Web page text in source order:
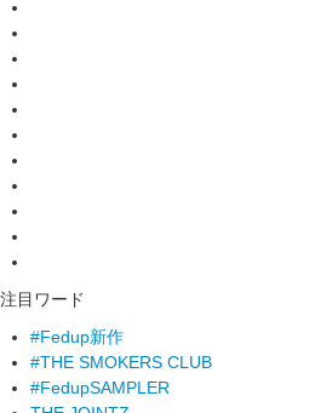
注目ワード
#Fedup新作
#THE SMOKERS CLUB
#FedupSAMPLER